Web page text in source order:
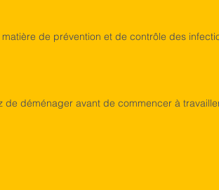
de prévention et de contrôle des
déménager avant de commencer à